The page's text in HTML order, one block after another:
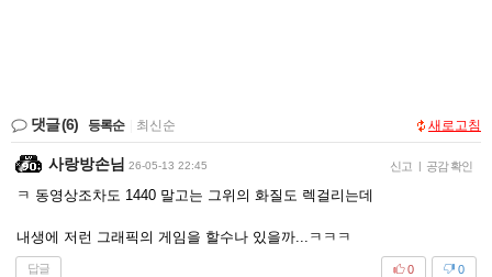
댓글(6) 등록순 최신순 새로고침
사랑방손님 26-05-13 22:45 신고 | 공감 확인
ㅋ 동영상조차도 1440 말고는 그위의 화질도 렉걸리는데
내생에 저런 그래픽의 게임을 할수나 있을까...ㅋㅋㅋ
답글 0
0